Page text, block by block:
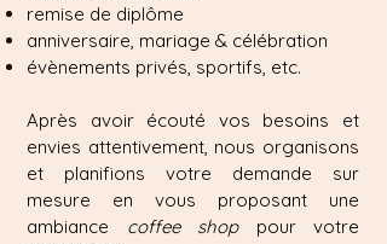
remise de diplôme
anniversaire, mariage & célébration
évènements privés, sportifs, etc.
Après avoir écouté vos besoins et
envies attentivement, nous organisons
et planifions votre demande sur
mesure en vous proposant une
ambiance coffee shoppour votre